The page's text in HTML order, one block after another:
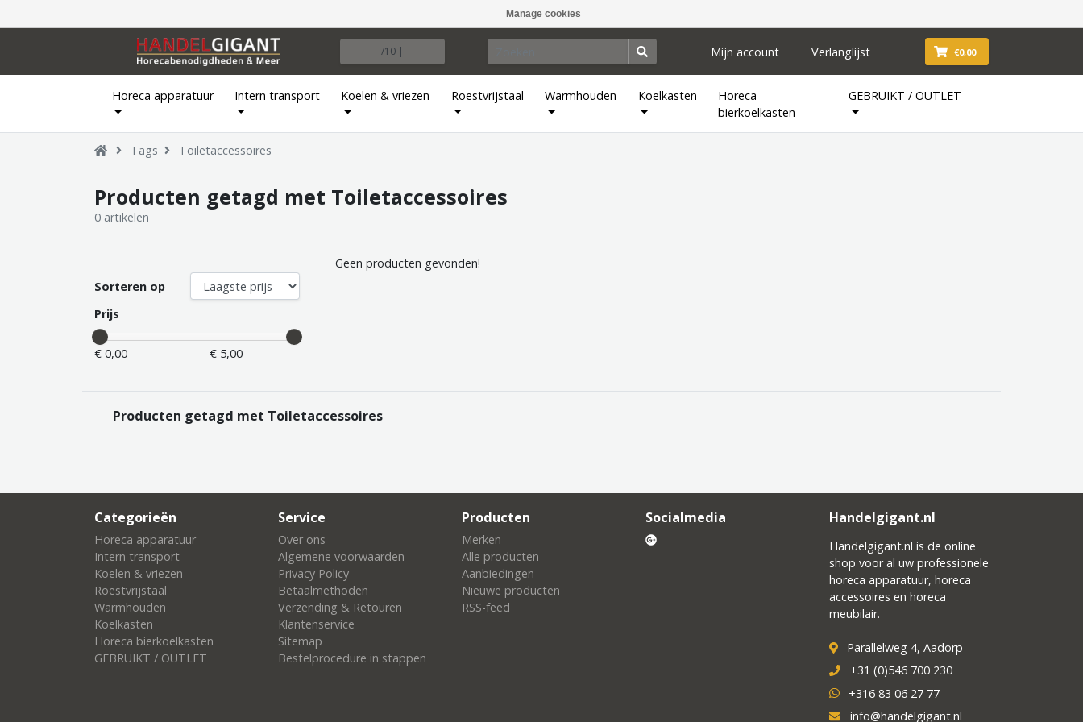
Manage cookies
/10 | Mijn account Verlanglijst €0,00
Horeca apparatuur Intern transport Koelen & vriezen Roestvrijstaal Warmhouden Koelkasten
Horeca
bierkoelkasten
GEBRUIKT / OUTLET
Tags Toiletaccessoires
Producten getagd met Toiletaccessoires
0 artikelen
Sorteren op
Prijs
€ 0,00 € 5,00
Geen producten gevonden!
Producten getagd met Toiletaccessoires
Categorieën
Horeca apparatuur
Intern transport
Koelen & vriezen
Roestvrijstaal
Warmhouden
Koelkasten
Horeca bierkoelkasten
GEBRUIKT / OUTLET
Service
Over ons
Algemene voorwaarden
Privacy Policy
Betaalmethoden
Verzending & Retouren
Klantenservice
Sitemap
Bestelprocedure in stappen
Producten
Merken
Alle producten
Aanbiedingen
Nieuwe producten
RSS-feed
Socialmedia Handelgigant.nl
Handelgigant.nl is de online
shop voor al uw professionele
horeca apparatuur, horeca
accessoires en horeca
meubilair.
Parallelweg 4, Aadorp
+31 (0)546 700 230
+316 83 06 27 77
info@handelgigant.nl